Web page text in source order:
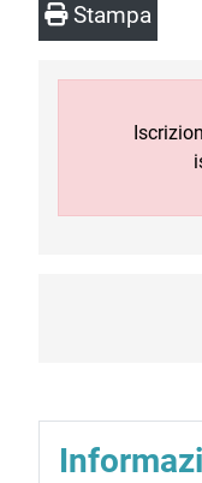
Stampa